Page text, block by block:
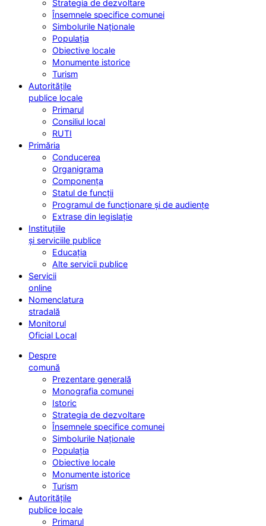
Strategia de dezvoltare
Însemnele specifice comunei
Simbolurile Naționale
Populația
Obiective locale
Monumente istorice
Turism
Autoritățile
publice locale
Primarul
Consiliul local
RUTI
Primăria
Conducerea
Organigrama
Componența
Statul de funcții
Programul de funcționare și de audiențe
Extrase din legislație
Instituțiile
și serviciile publice
Educația
Alte servicii publice
Servicii
online
Nomenclatura
stradală
Monitorul
Oficial Local
Despre
comună
Prezentare generală
Monografia comunei
Istoric
Strategia de dezvoltare
Însemnele specifice comunei
Simbolurile Naționale
Populația
Obiective locale
Monumente istorice
Turism
Autoritățile
publice locale
Primarul